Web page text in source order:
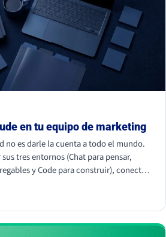
en tu equipo de marketing
no es darle la cuenta a todo el mundo.
tres entornos (Chat para pensar,
y Code para construir), conectar
y crear Skills que conviertan
algo repetible. La magia no está en el
y los Skills.